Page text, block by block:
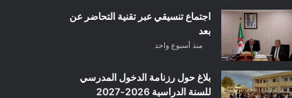
اجتماع تنسيقي عبر تقنية التحاضر عن
بعد
منذ أسبوع واحد
بلاغ حول رزنامة الدخول المدرسي
للسنة الدراسية 2026-2027